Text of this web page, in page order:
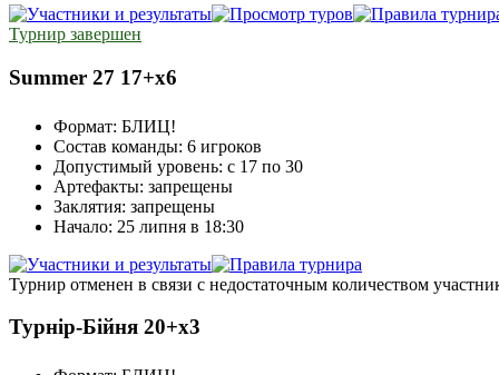
Турнир завершен
Summer 27 17+х6
Формат: БЛИЦ!
Состав команды: 6 игроков
Допустимый уровень: с 17 по 30
Артефакты: запрещены
Заклятия: запрещены
Начало: 25 липня в 18:30
Турнир отменен в связи с недостаточным количеством
Турнір-Бійня 20+x3